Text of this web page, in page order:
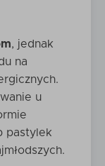
, jednak
na
u
pastylek